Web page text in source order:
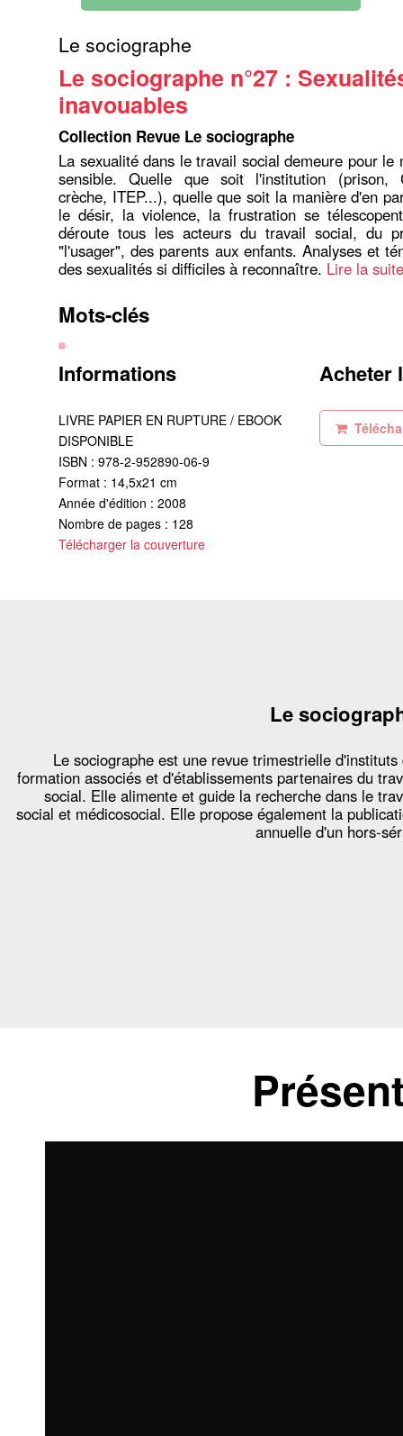
Le sociographe
Le sociographe n°27 :
inavouables
Collection Revue Le sociographe
La sexualité dans le travail social demeure pour le
sensible. Quelle que soit l'institution (prison,
crèche, ITEP...), quelle que soit la manière d'en
le désir, la violence, la frustration se
déroute tous les acteurs du travail social, du
"l'usager", des parents aux enfants. Analyses et
des sexualités si difficiles à reconnaître. Lire la suite
Mots-clés
Informations
LIVRE PAPIER EN RUPTURE / EBOOK
DISPONIBLE
ISBN : 978-2-952890-06-9
Format : 14,5x21 cm
Année d'édition : 2008
Nombre de pages : 128
Télécharger la couverture
Acheter
Le
Le sociographe est une revue trimestrielle d'instituts
formation associés et d'établissements partenaires du
social. Elle alimente et guide la recherche dans le
social et médicosocial. Elle propose également la
annuelle d'un hors-